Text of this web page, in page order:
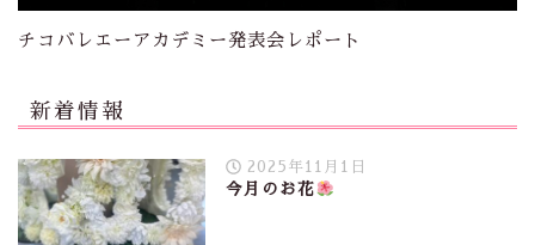
チコバレエーアカデミー発表会レポート
新着情報
2025年11月1日
今月のお花